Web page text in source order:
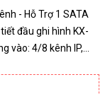
- Hỗ Trợ 1 SATA
đầu ghi hình KX-
Đầu 4 kênh: 1ch